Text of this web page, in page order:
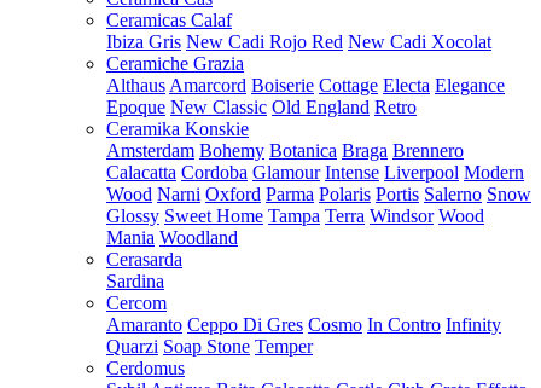
Ceramicas Calaf
Ibiza Gris New Cadi Rojo Red New Cadi Xocolat
Ceramiche Grazia
Althaus Amarcord Boiserie Cottage Electa Elegance
Epoque New Classic Old England Retro
Ceramika Konskie
Amsterdam Bohemy Botanica Braga Brennero
Calacatta Cordoba Glamour Intense Liverpool Modern
Wood Narni Oxford Parma Polaris Portis Salerno Snow
Glossy Sweet Home Tampa Terra Windsor Wood
Mania Woodland
Cerasarda
Sardina
Cercom
Amaranto Ceppo Di Gres Cosmo In Contro Infinity
Quarzi Soap Stone Temper
Cerdomus